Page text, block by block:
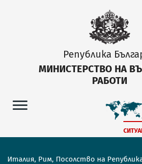
Република
МИНИСТЕРСТВО НА
РАБОТИ
Италия, Рим, Посолство на